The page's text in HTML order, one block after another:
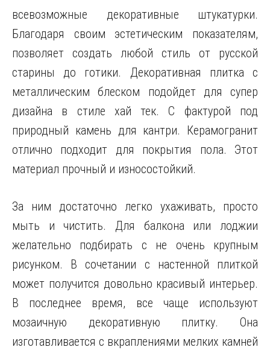
всевозможные декоративные штукатурки.
Благодаря своим эстетическим показателям,
позволяет создать любой стиль от русской
старины до готики. Декоративная плитка с
металлическим блеском подойдет для супер
дизайна в стиле хай тек. С фактурой под
природный камень для кантри. Керамогранит
отлично подходит для покрытия пола. Этот
материал прочный и износостойкий.
За ним достаточно легко ухаживать, просто
мыть и чистить. Для балкона или лоджии
желательно подбирать с не очень крупным
рисунком. В сочетании с настенной плиткой
может получится довольно красивый интерьер.
В последнее время, все чаще используют
мозаичную декоративную плитку. Она
изготавливается с вкраплениями мелких камней